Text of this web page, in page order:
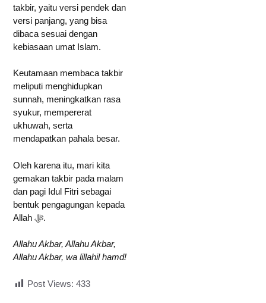
takbir, yaitu versi pendek dan
versi panjang, yang bisa
dibaca sesuai dengan
kebiasaan umat Islam.
Keutamaan membaca takbir
meliputi menghidupkan
sunnah, meningkatkan rasa
syukur, mempererat
ukhuwah, serta
mendapatkan pahala besar.
Oleh karena itu, mari kita
gemakan takbir pada malam
dan pagi Idul Fitri sebagai
bentuk pengagungan kepada
Allah ﷻ.
Allahu Akbar, Allahu Akbar,
Allahu Akbar, wa lillahil hamd!
Post Views: 433